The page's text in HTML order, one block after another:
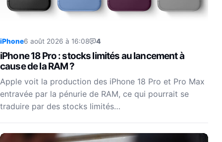
iPhone6 août 2026 à 16:08 4
iPhone 18 Pro : stocks limités au lancement à
cause de la RAM ?
Apple voit la production des iPhone 18 Pro et Pro Max
entravée par la pénurie de RAM, ce qui pourrait se
traduire par des stocks limités…